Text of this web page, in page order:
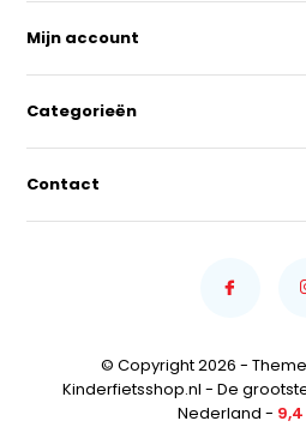
Mijn account
Categorieën
Contact
© Copyright 2026 -
Kinderfietsshop.nl - De
Nederland - 9,4